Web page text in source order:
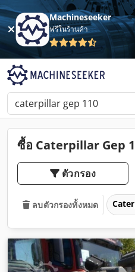
Machineseeker
ฟรีในร้านค้า
ซื้อ Caterpillar Gep
ตัวกรอง
ลบตัวกรองทั้งหมด